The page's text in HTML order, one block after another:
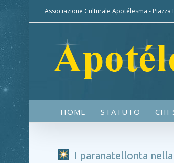
Associazione Culturale Apotélesma -
HOME STATUTO CHI
I paranatellonta nella